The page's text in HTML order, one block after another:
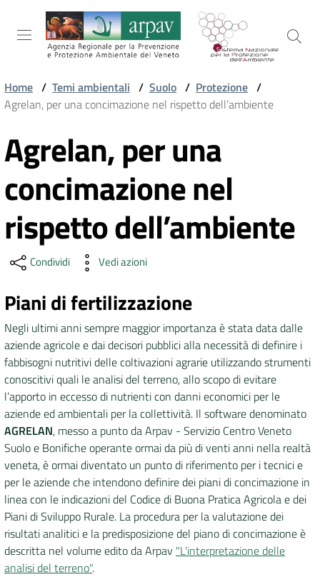
Salta al contenuto
Salta alla navigazione
Salta al footer
ARPAV
TEMI
AMBIENTALI
TERRITORIO
SERVIZI
DATI
AMBIENTALI
Seguici
su
Home / Temi ambientali / Suolo / Protezione /
Agrelan, per una concimazione nel rispetto dell’ambiente
Vai al contenuto
Agrelan, per una
concimazione nel
rispetto dell’ambiente
Condividi Vedi azioni
Piani di fertilizzazione
Negli ultimi anni sempre maggior importanza è stata data dalle
aziende agricole e dai decisori pubblici alla necessità di definire i
fabbisogni nutritivi delle coltivazioni agrarie utilizzando strumenti
conoscitivi quali le analisi del terreno, allo scopo di evitare
l’apporto in eccesso di nutrienti con danni economici per le
aziende ed ambientali per la collettività. Il software denominato
AGRELAN, messo a punto da Arpav - Servizio Centro Veneto
Suolo e Bonifiche operante ormai da più di venti anni nella realtà
veneta, è ormai diventato un punto di riferimento per i tecnici e
per le aziende che intendono definire dei piani di concimazione in
linea con le indicazioni del Codice di Buona Pratica Agricola e dei
Piani di Sviluppo Rurale. La procedura per la valutazione dei
risultati analitici e la predisposizione del piano di concimazione è
descritta nel volume edito da Arpav "L'interpretazione delle
analisi del terreno".